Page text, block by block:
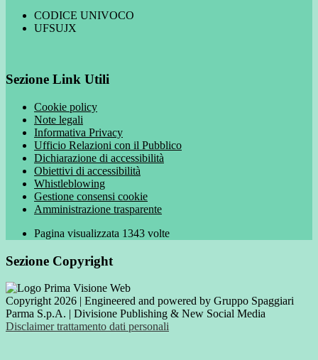
CODICE UNIVOCO
UFSUJX
Sezione Link Utili
Cookie policy
Note legali
Informativa Privacy
Ufficio Relazioni con il Pubblico
Dichiarazione di accessibilità
Obiettivi di accessibilità
Whistleblowing
Gestione consensi cookie
Amministrazione trasparente
Pagina visualizzata 1343 volte
Sezione Copyright
Copyright 2026 | Engineered and powered by Gruppo Spaggiari
Parma S.p.A. | Divisione Publishing & New Social Media
Disclaimer trattamento dati personali